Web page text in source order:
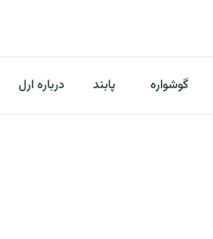
گوشواره پابند درباره ارل